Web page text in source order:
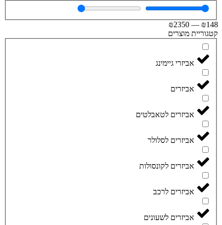
₪
—
₪2350
מוצרים
אביזרי גיימינג
אביזרים
אביזרים לטאבלטים
אביזרים לסלולר
אביזרים לקונסולות
אביזרים לרכב
אביזרים לשעונים